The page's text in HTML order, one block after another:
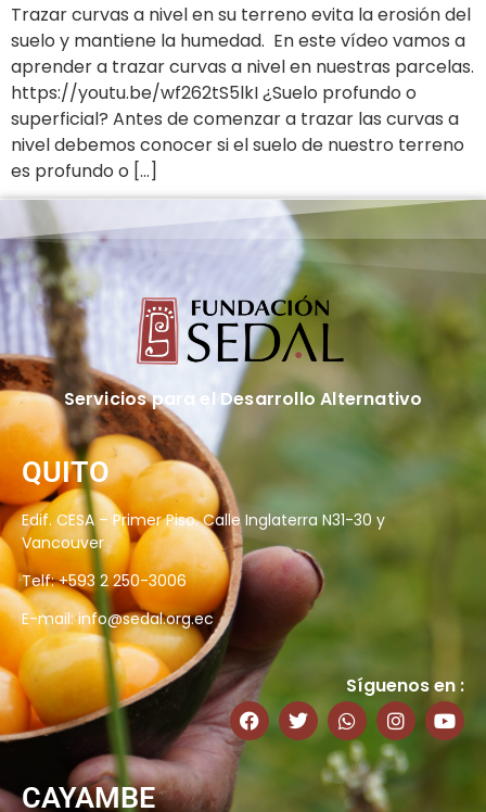
Trazar curvas a nivel en su terreno evita la erosión del
suelo y mantiene la humedad. En este vídeo vamos a
aprender a trazar curvas a nivel en nuestras parcelas.
https://youtu.be/wf262tS5lkI ¿Suelo profundo o
superficial? Antes de comenzar a trazar las curvas a
nivel debemos conocer si el suelo de nuestro terreno
es profundo o […]
Servicios para el Desarrollo Alternativo
QUITO
Edif. CESA – Primer Piso. Calle Inglaterra N31-30 y
Vancouver
Telf: +593 2 250-3006
E-mail:info@sedal.org.ec
Síguenos en :
CAYAMBE